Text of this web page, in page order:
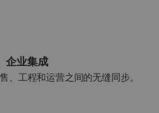
企业集成
、工程和运营之间的无缝同步。